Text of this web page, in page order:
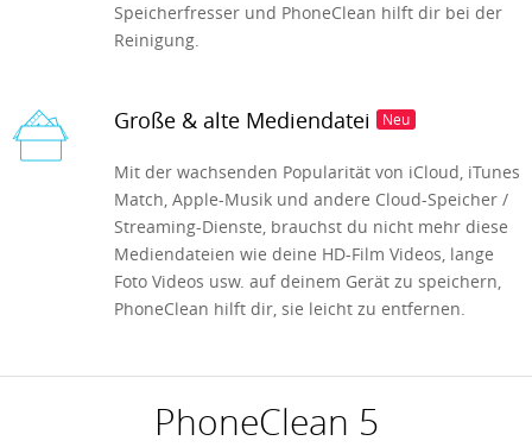
Speicherfresser und PhoneClean hilft dir bei der
Reinigung.
Große & alte Mediendatei Neu
Mit der wachsenden Popularität von iCloud, iTunes
Match, Apple-Musik und andere Cloud-Speicher /
Streaming-Dienste, brauchst du nicht mehr diese
Mediendateien wie deine HD-Film Videos, lange
Foto Videos usw. auf deinem Gerät zu speichern,
PhoneClean hilft dir, sie leicht zu entfernen.
PhoneClean 5